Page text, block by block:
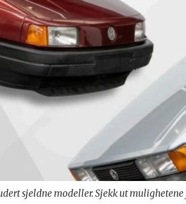
sjeldne modeller. Sjekk ut mulighetene